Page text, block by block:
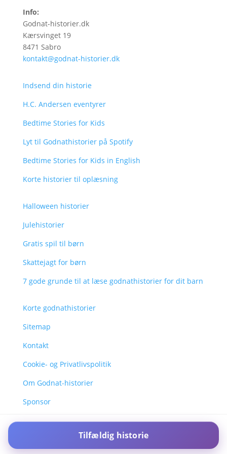
Info:
Godnat-historier.dk
Kærsvinget 19
8471 Sabro
kontakt@godnat-historier.dk
Indsend din historie
H.C. Andersen eventyrer
Bedtime Stories for Kids
Lyt til Godnathistorier på Spotify
Bedtime Stories for Kids in English
Korte historier til oplæsning
Halloween historier
Julehistorier
Gratis spil til børn
Skattejagt for børn
7 gode grunde til at læse godnathistorier for dit barn
Korte godnathistorier
Sitemap
Kontakt
Cookie- og Privatlivspolitik
Om Godnat-historier
Sponsor
Tilfældig historie